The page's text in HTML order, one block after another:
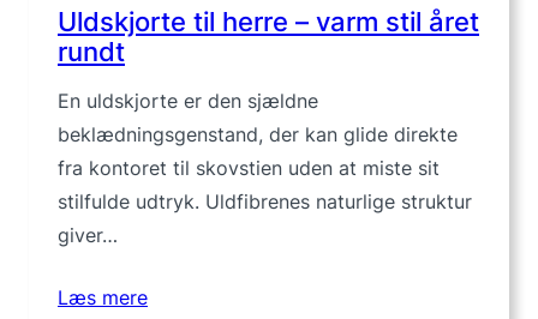
Uldskjorte til herre – varm stil året
rundt
En uldskjorte er den sjældne
beklædningsgenstand, der kan glide direkte
fra kontoret til skovstien uden at miste sit
stilfulde udtryk. Uldfibrenes naturlige struktur
giver…
Læs mere